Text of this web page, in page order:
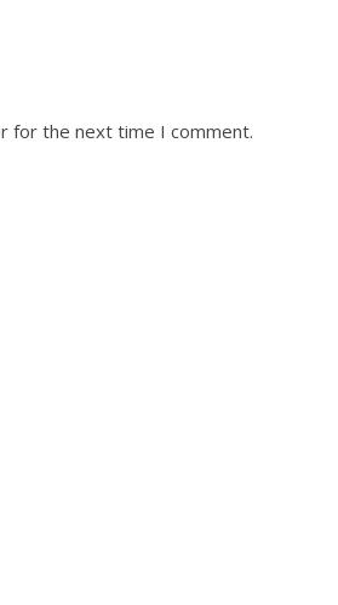
for the next time I comment.